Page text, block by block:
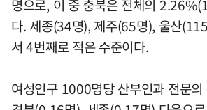
명으로, 이 중 충북은 전체의
다. 세종(34명), 제주(65명), 울산
서 4번째로 적은 수준이다.
여성인구 1000명당 산부인과 전문